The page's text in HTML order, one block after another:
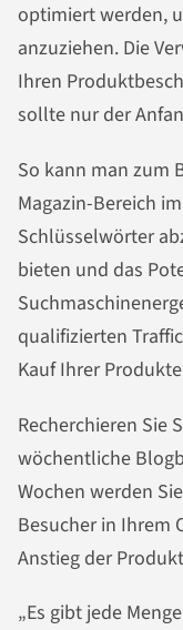
optimiert werden,
anzuziehen. Die
Ihren
sollte nur der
So kann man zum
Magazin-Bereich
Schlüsselwörter
bieten und das
qualifizierten
Kauf Ihrer
Recherchieren Sie
wöchentliche
Wochen werden
Besucher in Ihrem
Anstieg der
„Es gibt jede